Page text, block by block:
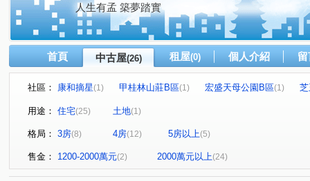
人生有孟 築夢踏實
首頁 中古屋(26) 租屋(0) 個人介紹
社區： 康和摘星(1) 甲桂林山莊B區(1) 宏盛天母公園B區(1)
忠誠電梯
磺溪園
遠雄山晴 至善天下 璞園天玉
全陽豐會(1) 天母御園 (1) 御水苑(1)
中山北路七段(2) 芝玉路一段(1) 中山北路七段(3)
忠誠
用途： 住宅(25) 土地(1)
格局： 3房(8) 4房(12) 5房以上(5)
售金： 1200-2000萬元(2) 2000萬元以上(24)